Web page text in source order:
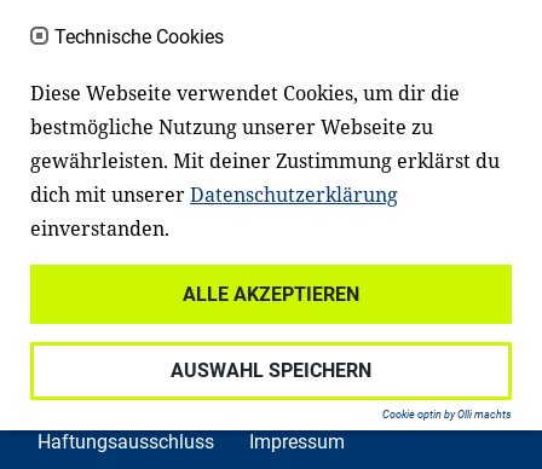
Unser Angebot richtet sich deshalb gezielt
an Familien sowie an Erzieher*innen,
Lehrer*innen und andere
Fachexpert*innen. Dafür arbeiten wir eng
mit Ministerien, wissenschaftlichen
Einrichtungen, Verbänden, Unternehmen
und anderen Stiftungen zusammen.
Widerrufsrecht
Datenschutz
Haftungsausschluss
Impressum
Technische Cookies
Diese Webseite verwendet Cookies, um dir die
bestmögliche Nutzung unserer Webseite zu
gewährleisten. Mit deiner Zustimmung erklärst du
dich mit unsererDatenschutzerklärung
einverstanden.
ALLE AKZEPTIEREN
AUSWAHL SPEICHERN
Cookie optin by Olli machts